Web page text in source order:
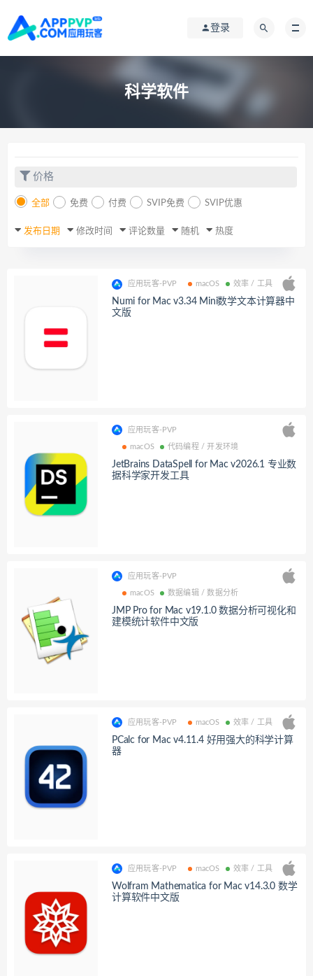
登录
科学软件
价格
全部 免费 付费 SVIP免费 SVIP优惠
发布日期 修改时间 评论数量 随机 热度
应用玩客-PVP macOS 效率 / 工具
Numi for Mac v3.34 Mini数学文本计算器中
文版
应用玩客-PVP
macOS 代码编程 / 开发环境
JetBrains DataSpell for Mac v2026.1 专业数
据科学家开发工具
应用玩客-PVP
macOS 数据编辑 / 数据分析
JMP Pro for Mac v19.1.0 数据分析可视化和
建模统计软件中文版
应用玩客-PVP macOS 效率 / 工具
PCalc for Mac v4.11.4 好用强大的科学计算
器
应用玩客-PVP macOS 效率 / 工具
Wolfram Mathematica for Mac v14.3.0 数学
计算软件中文版